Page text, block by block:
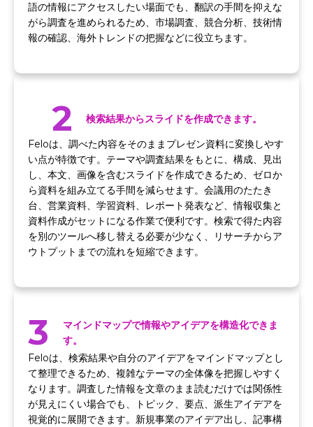
語の情報にアクセスしたい場面でも、翻訳の手間を抑えな
がら調査を進められるため、市場調査、競合分析、技術情
報の確認、海外トレンドの把握などに役立ちます。
2
検索結果からスライドを作成できます。
Feloは、調べた内容をそのままプレゼン資料に変換しやす
い点が特徴です。テーマや調査結果をもとに、構成、見出
し、本文、画像を含むスライドを作成できるため、ゼロか
ら資料を組み立てる手間を減らせます。会議用のたたき
台、営業資料、学習資料、レポート発表など、情報収集と
資料作成がセットになる作業で便利です。検索で得た内容
を別のツールへ移し替える必要が少なく、リサーチからア
ウトプットまでの流れを短縮できます。
3
マインドマップで情報やアイデアを構造化できま
す。
Feloは、検索結果や自分のアイデアをマインドマップとし
て整理できるため、複雑なテーマの全体像を把握しやすく
なります。調査した情報を文章のまま読むだけでは関係性
が見えにくい場合でも、トピック、要点、派生アイデアを
視覚的に展開できます。新規事業のアイデア出し、記事構